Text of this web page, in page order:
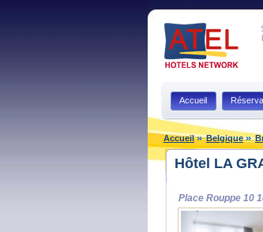
Accueil
Accueil Belgique
Hôtel LA
Place Rouppe 10